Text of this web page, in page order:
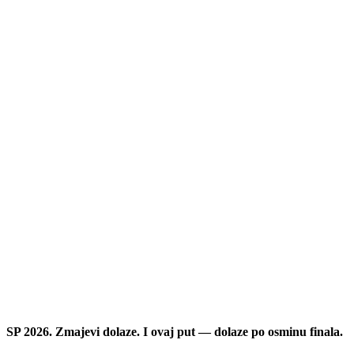
SP 2026. Zmajevi dolaze. I ovaj put — dolaze po osminu finala.